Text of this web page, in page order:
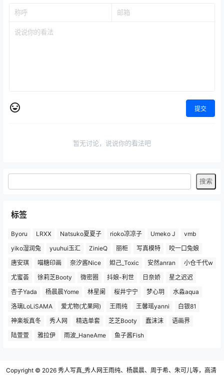
提交
暂无讨论，说说你的看法吧
标签
Byoru LRXX Natsuko夏夏子 rioko凉凉子 Umeko J
vmb
yiko湿润兔
yuuhui玉汇 ZinieQ 丽柜 写真模特
咬一口兔娘
唐安琪
喵糖印画 奈汐酱Nice 妲己_Toxic 安然anran
小仓千代w
尤蜜荟
徐莉芝Booty 微密圈 抖娘-利世 日奈娇
星之迟迟
杏子Yada
杨晨晨Yome 林星阑 桜井宁宁 梦心玥
水淼aqua
洛璃LoLiSAMA
爱尤物(尤果网) 王雨纯 王馨瑶yanni
白银81
神楽坂真冬
秀人网 精选单套 芝芝Booty 蠢沫沫
语画界
陆萱萱
雅拉伊 雨波_HaneAme 鱼子酱Fish
Copyright © 2026 秀人写真_秀人网王雨纯、杨晨晨、周于希、朱可儿等，高清